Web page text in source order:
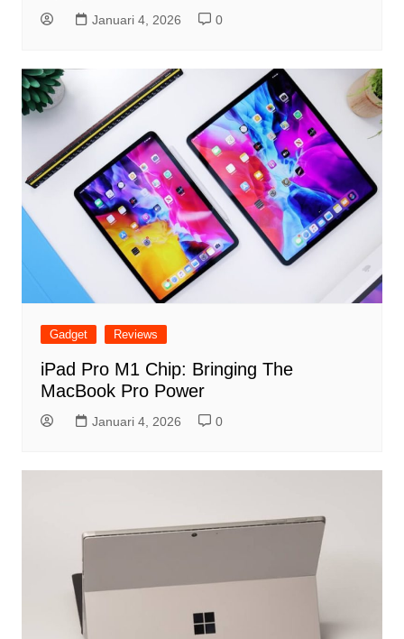
Januari 4, 2026 0
Gadget Reviews
iPad Pro M1 Chip: Bringing The
MacBook Pro Power
Januari 4, 2026 0